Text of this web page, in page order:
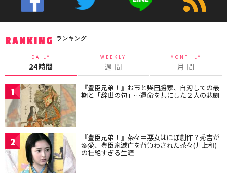
RANKING ランキング
DAILY
24時間
WEEKLY
週 間
MONTHLY
月 間
1 『豊臣兄弟！』お市と柴田勝家、自刃しての最
期と「辞世の句」…運命を共にした２人の悲劇
2 『豊臣兄弟！』茶々＝悪女はほぼ創作？秀吉が
溺愛、豊臣家滅亡を背負わされた茶々(井上和)
の壮絶すぎる生涯